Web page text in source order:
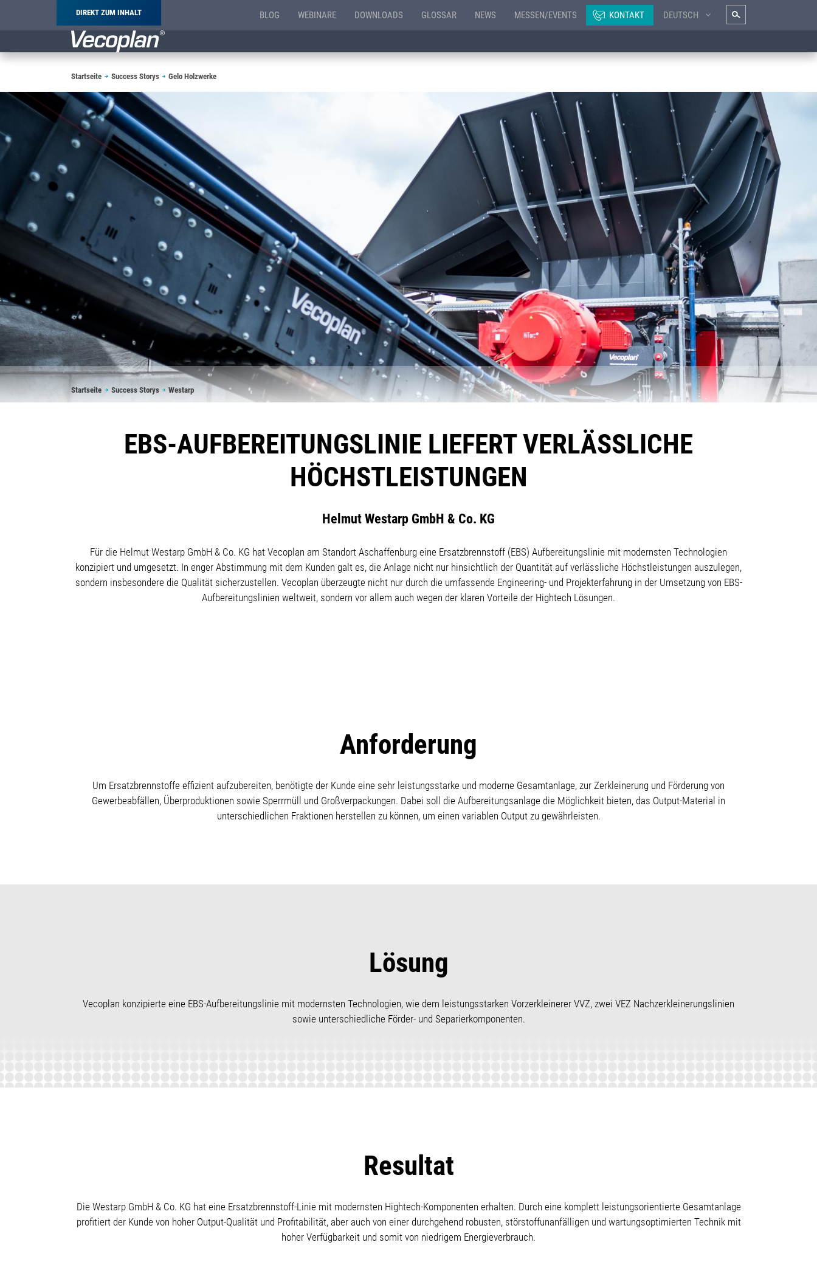
DIREKT ZUM INHALT BLOG WEBINARE DOWNLOADS GLOSSAR NEWS MESSEN/EVENTS KONTAKT DEUTSCH
Pfadnavigation
Startseite Success Storys Gelo Holzwerke
Pfadnavigation
Startseite Success Storys Westarp
EBS-AUFBEREITUNGSLINIE LIEFERT VERLÄSSLICHE
HÖCHSTLEISTUNGEN
Helmut Westarp GmbH & Co. KG
Für die Helmut Westarp GmbH & Co. KG hat Vecoplan am Standort Aschaffenburg eine Ersatzbrennstoff (EBS) Aufbereitungslinie mit modernsten Technologien
konzipiert und umgesetzt. In enger Abstimmung mit dem Kunden galt es, die Anlage nicht nur hinsichtlich der Quantität auf verlässliche Höchstleistungen auszulegen,
sondern insbesondere die Qualität sicherzustellen. Vecoplan überzeugte nicht nur durch die umfassende Engineering- und Projekterfahrung in der Umsetzung von EBS-
Aufbereitungslinien weltweit, sondern vor allem auch wegen der klaren Vorteile der Hightech Lösungen.
Anforderung
Um Ersatzbrennstoffe effizient aufzubereiten, benötigte der Kunde eine sehr leistungsstarke und moderne Gesamtanlage, zur Zerkleinerung und Förderung von
Gewerbeabfällen, Überproduktionen sowie Sperrmüll und Großverpackungen. Dabei soll die Aufbereitungsanlage die Möglichkeit bieten, das Output-Material in
unterschiedlichen Fraktionen herstellen zu können, um einen variablen Output zu gewährleisten.
Lösung
Vecoplan konzipierte eine EBS-Aufbereitungslinie mit modernsten Technologien, wie dem leistungsstarken Vorzerkleinerer VVZ, zwei VEZ Nachzerkleinerungslinien
sowie unterschiedliche Förder- und Separierkomponenten.
Resultat
Die Westarp GmbH & Co. KG hat eine Ersatzbrennstoff-Linie mit modernsten Hightech-Komponenten erhalten. Durch eine komplett leistungsorientierte Gesamtanlage
profitiert der Kunde von hoher Output-Qualität und Profitabilität, aber auch von einer durchgehend robusten, störstoffunanfälligen und wartungsoptimierten Technik mit
hoher Verfügbarkeit und somit von niedrigem Energieverbrauch.